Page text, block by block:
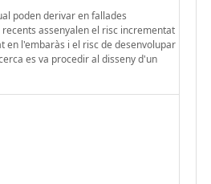
poden derivar en fallades
assenyalen el risc incrementat
en l'embaràs i el risc de desenvolupar
es va procedir al disseny d'un